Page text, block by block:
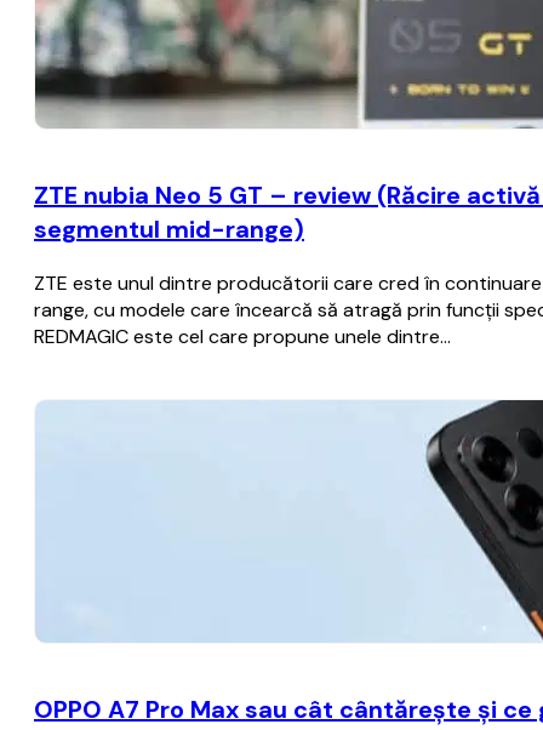
ZTE nubia Neo 5 GT – review (Răcire
segmentul mid-range)
ZTE este unul dintre producătorii care cred în
range, cu modele care încearcă să atragă prin funcții
REDMAGIC este cel care propune unele dintre…
OPPO A7 Pro Max sau cât cântărește și